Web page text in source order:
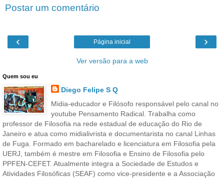
Postar um comentário
‹ ›
Página inicial
Ver versão para a web
Quem sou eu
Diego Felipe S Q
Midia-educador e Filósofo responsável pelo canal no
youtube Pensamento Radical. Trabalha como
professor de Filosofia na rede estadual de educação do Rio de
Janeiro e atua como midialivrista e documentarista no canal Linhas
de Fuga. Formado em bacharelado e licenciatura em Filosofia pela
UERJ, também é mestre em Filosofia e Ensino de Filosofia pelo
PPFEN-CEFET. Atualmente integra a Sociedade de Estudos e
Atividades Filosóficas (SEAF) como vice-presidente e a Associação